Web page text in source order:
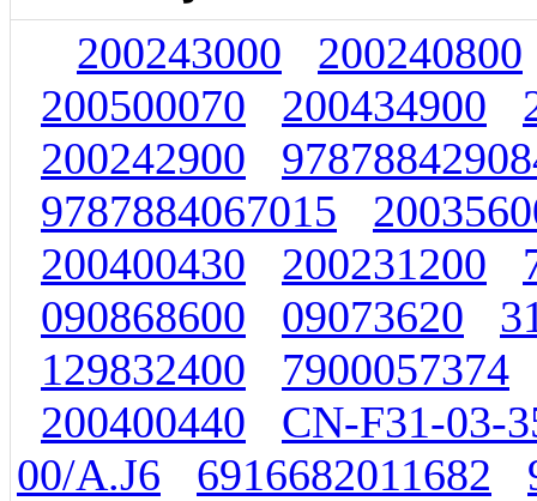
200243000
200240800
200500070
200434900
200242900
9787884067015
200400430
200231200
090868600
09073620
129832400
7900057374
200400440
CN-F31-03-
00/A.J6
6916682011682